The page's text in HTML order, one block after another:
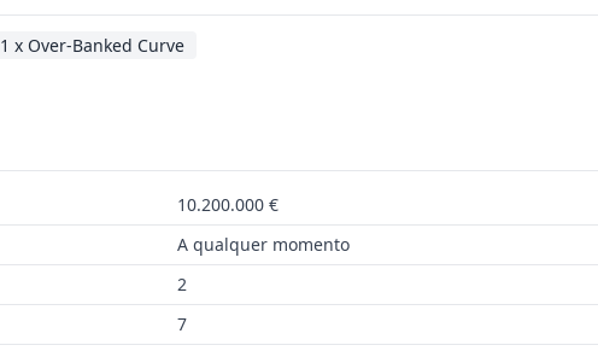
1 x Over-Banked Curve
10.200.000 €
A qualquer momento
2
7